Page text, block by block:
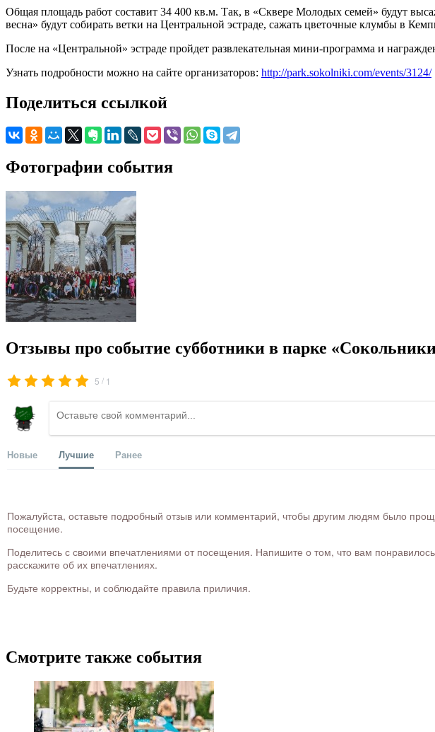
Общая площадь работ составит 34 400 кв.м. Так, в «Сквере Молодых семей» будут
весна» будут собирать ветки на Центральной эстраде, сажать цветочные клумбы в
После на «Центральной» эстраде пройдет развлекательная мини-программа и
Узнать подробности можно на сайте организаторов: http://park.sokolniki.com/events/3124/
Поделиться ссылкой
Фотографии события
Отзывы про событие субботники в парке
5 / 1
Новые Лучшие Ранее
Пожалуйста, оставьте подробный отзыв или комментарий, чтобы другим людям было
посещение.
Поделитесь с своими впечатлениями от посещения. Напишите о том, что вам
расскажите об их впечатлениях.
Будьте корректны, и соблюдайте правила приличия.
Смотрите также события